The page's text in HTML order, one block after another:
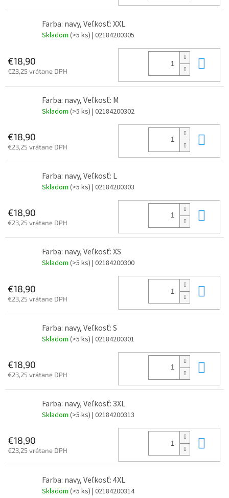
Farba: navy, Veľkosť: XXL
Skladom (>5 ks) | 02184200305
€18,90
€23,25 vrátane DPH
Farba: navy, Veľkosť: M
Skladom (>5 ks) | 02184200302
€18,90
€23,25 vrátane DPH
Farba: navy, Veľkosť: L
Skladom (>5 ks) | 02184200303
€18,90
€23,25 vrátane DPH
Farba: navy, Veľkosť: XS
Skladom (>5 ks) | 02184200300
€18,90
€23,25 vrátane DPH
Farba: navy, Veľkosť: S
Skladom (>5 ks) | 02184200301
€18,90
€23,25 vrátane DPH
Farba: navy, Veľkosť: 3XL
Skladom (>5 ks) | 02184200313
€18,90
€23,25 vrátane DPH
Farba: navy, Veľkosť: 4XL
Skladom (>5 ks) | 02184200314